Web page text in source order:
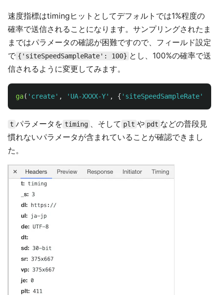
速度指標はtimingヒットとしてデフォルトでは1%程度の
確率で送信されることになります。サンプリングされたま
まではパラメータの確認が困難ですので、フィールド設定
で {'siteSpeedSampleRate': 100} とし、100%の確率で送
信されるように変更してみます。
ga( ' create' , ' UA-XXXX-Y' , { ' siteSpeedSampleRate'
t パラメータを timing 、そして plt や pdt などの普段見
慣れないパラメータが含まれていることが確認できまし
た。